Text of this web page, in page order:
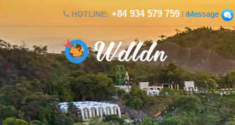
HOTLINE: +84 934 579 759 |iMessage